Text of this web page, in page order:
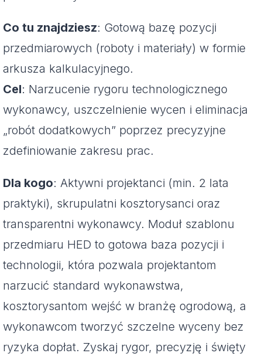
Co tu znajdziesz: Gotową bazę pozycji
przedmiarowych (roboty i materiały) w formie
arkusza kalkulacyjnego.
Cel: Narzucenie rygoru technologicznego
wykonawcy, uszczelnienie wycen i eliminacja
„robót dodatkowych” poprzez precyzyjne
zdefiniowanie zakresu prac.
Dla kogo: Aktywni projektanci (min. 2 lata
praktyki), skrupulatni kosztorysanci oraz
transparentni wykonawcy. Moduł szablonu
przedmiaru HED to gotowa baza pozycji i
technologii, która pozwala projektantom
narzucić standard wykonawstwa,
kosztorysantom wejść w branżę ogrodową, a
wykonawcom tworzyć szczelne wyceny bez
ryzyka dopłat. Zyskaj rygor, precyzję i święty